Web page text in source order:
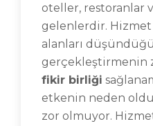
oteller, restoranlar
gelenlerdir.
alanları
gerçekleştirmenin
fikir birliği
etkenin neden
zor olmuyor.